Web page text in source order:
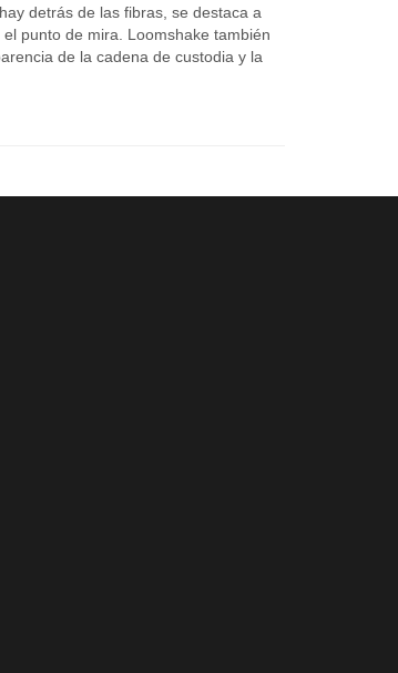
detrás de las fibras, se destaca a
punto de mira. Loomshake también
de la cadena de custodia y la